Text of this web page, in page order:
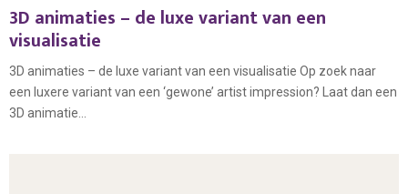
3D animaties – de luxe variant van een
visualisatie
3D animaties – de luxe variant van een visualisatie Op zoek naar
een luxere variant van een ‘gewone’ artist impression? Laat dan een
3D animatie...